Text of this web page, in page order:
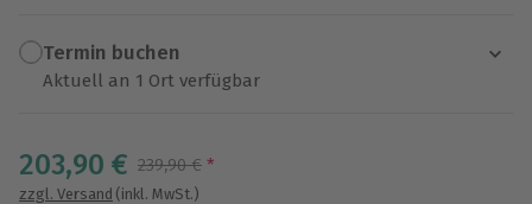
Termin buchen
Aktuell an 1 Ort verfügbar
203,90 € Streichpreis
239,90 € *
zzgl. Versand (inkl. MwSt.)